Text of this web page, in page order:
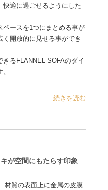
快適に過ごせるようにした
ペースを1つにまとめる事が
開放的に見せる事ができ
るFLANNEL SOFAのダイ
。……
...続きを読む
が空間にもたらす印象
材質の表面上に金属の皮膜